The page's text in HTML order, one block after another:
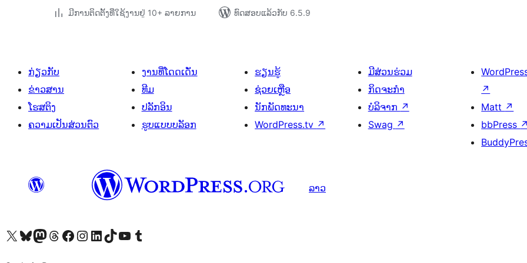
ມີການຕິດຕັ້ງທີ່ໃຊ້ງານຢູ່ 10+ ລາຍການ
ທົດສອບແລ້ວກັບ 6.5.9
ກ່ຽວກັບ
ຂ່າວສານ
ໂຮສຕິງ
ຄວາມເປັນສ່ວນຕົວ
ງານທີ່ໂດດເດັ່ນ
ທີມ
ປລັກອິນ
ຮູບແບບບລັອກ
ຮຽນຮູ້
ຊ່ວຍເຫຼືອ
ນັກພັດທະນາ
WordPress.tv ↗
ມີສ່ວນຮ່ວມ
ກິດຈະກຳ
ບໍລິຈາກ ↗
Swag ↗
↗
Matt ↗
bbPress ↗
ລາວ
ຢ້ຽມຊົມບັນຊີ X (ຊື່ເກົ່າ Twitter) ຂອງພວກເຮົາຢ້ຽມຊົມບັນຊີ Bluesky ຂອງພວກເຮົາຢ້ຽມຊົມບັນຊີ Mastodon ຂອງພວກເຮົາຢ້ຽມຊົມບັນຊີ Threads ຂອງພວກເຮົາຢ້ຽມຊົມໜ້າ Facebook ຂອງພວກເຮົາຢ້ຽມຊົມບັນຊີ Instagram ຂອງພວກເຮົາຢ້ຽມຊົມບັນຊີ LinkedIn ຂອງພວກເຮົາຢ້ຽມຊົມບັນຊີ TikTok ຂອງພວກເຮົາຢ້ຽມຊົມຊ່ອງ YouTube ຂອງພວກເຮົາຢ້ຽມຊົມບັນຊີ Tumblr ຂອງພວກເຮົາ